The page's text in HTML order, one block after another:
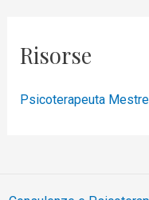
Risorse
Psicoterapeuta Mestre